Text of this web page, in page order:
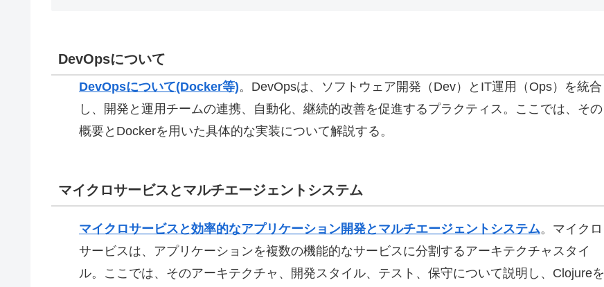
DevOpsについて
DevOpsについて(Docker等)。 DevOpsは、ソフトウェア開発（Dev）とIT運用（Ops）を統合
し、開発と運用チームの連携、自動化、継続的改善を促進するプラクティス。ここでは、その
概要とDockerを用いた具体的な実装について解説する。
マイクロサービスとマルチエージェントシステム
マイクロサービスと効率的なアプリケーション開発とマルチエージェントシステム。 マイクロ
サービスは、アプリケーションを複数の機能的なサービスに分割するアーキテクチャスタイ
ル。ここでは、そのアーキテクチャ、開発スタイル、テスト、保守について説明し、Clojureを